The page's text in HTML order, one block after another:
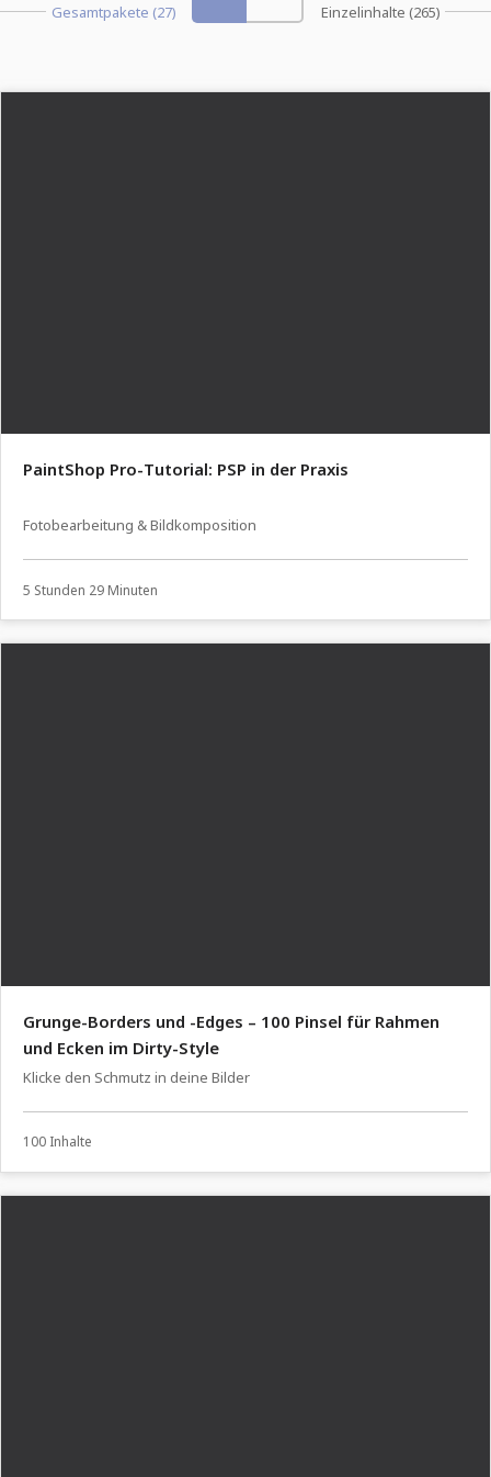
Gesamtpakete (27) Einzelinhalte (265)
PaintShop Pro-Tutorial: PSP in der Praxis
Fotobearbeitung & Bildkomposition
5 Stunden 29 Minuten
Grunge-Borders und -Edges – 100 Pinsel für Rahmen
und Ecken im Dirty-Style
Klicke den Schmutz in deine Bilder
100 Inhalte